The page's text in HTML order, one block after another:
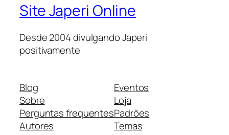
Site Japeri Online
Desde 2004 divulgando Japeri
positivamente
Blog
Sobre
Perguntas frequentes
Autores
Eventos
Loja
Padrões
Temas